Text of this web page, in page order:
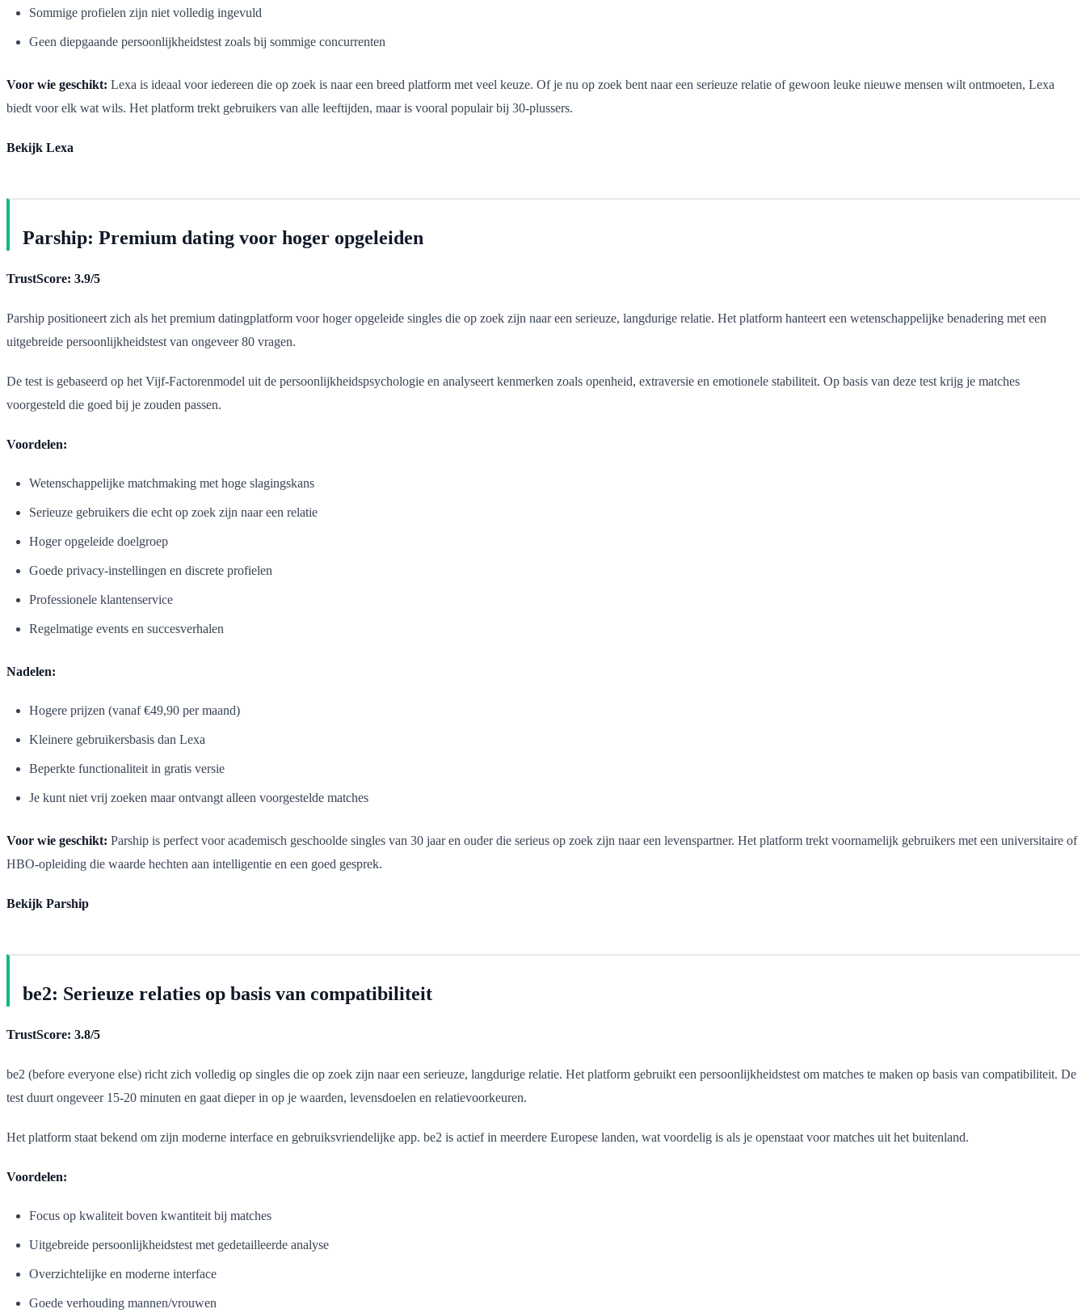
Sommige profielen zijn niet volledig ingevuld
Geen diepgaande persoonlijkheidstest zoals bij sommige concurrenten
Voor wie geschikt: Lexa is ideaal voor iedereen die op zoek is naar een breed platform met veel keuze. Of je nu op zoek bent naar een serieuze relatie of gewoon leuke nieuwe mensen wilt ontmoeten, Lexa
biedt voor elk wat wils. Het platform trekt gebruikers van alle leeftijden, maar is vooral populair bij 30-plussers.
Bekijk Lexa
Parship: Premium dating voor hoger opgeleiden
TrustScore: 3.9/5
Parship positioneert zich als het premium datingplatform voor hoger opgeleide singles die op zoek zijn naar een serieuze, langdurige relatie. Het platform hanteert een wetenschappelijke benadering met een
uitgebreide persoonlijkheidstest van ongeveer 80 vragen.
De test is gebaseerd op het Vijf-Factorenmodel uit de persoonlijkheidspsychologie en analyseert kenmerken zoals openheid, extraversie en emotionele stabiliteit. Op basis van deze test krijg je matches
voorgesteld die goed bij je zouden passen.
Voordelen:
Wetenschappelijke matchmaking met hoge slagingskans
Serieuze gebruikers die echt op zoek zijn naar een relatie
Hoger opgeleide doelgroep
Goede privacy-instellingen en discrete profielen
Professionele klantenservice
Regelmatige events en succesverhalen
Nadelen:
Hogere prijzen (vanaf €49,90 per maand)
Kleinere gebruikersbasis dan Lexa
Beperkte functionaliteit in gratis versie
Je kunt niet vrij zoeken maar ontvangt alleen voorgestelde matches
Voor wie geschikt: Parship is perfect voor academisch geschoolde singles van 30 jaar en ouder die serieus op zoek zijn naar een levenspartner. Het platform trekt voornamelijk gebruikers met een universitaire of
HBO-opleiding die waarde hechten aan intelligentie en een goed gesprek.
Bekijk Parship
be2: Serieuze relaties op basis van compatibiliteit
TrustScore: 3.8/5
be2 (before everyone else) richt zich volledig op singles die op zoek zijn naar een serieuze, langdurige relatie. Het platform gebruikt een persoonlijkheidstest om matches te maken op basis van compatibiliteit. De
test duurt ongeveer 15-20 minuten en gaat dieper in op je waarden, levensdoelen en relatievoorkeuren.
Het platform staat bekend om zijn moderne interface en gebruiksvriendelijke app. be2 is actief in meerdere Europese landen, wat voordelig is als je openstaat voor matches uit het buitenland.
Voordelen:
Focus op kwaliteit boven kwantiteit bij matches
Uitgebreide persoonlijkheidstest met gedetailleerde analyse
Overzichtelijke en moderne interface
Goede verhouding mannen/vrouwen